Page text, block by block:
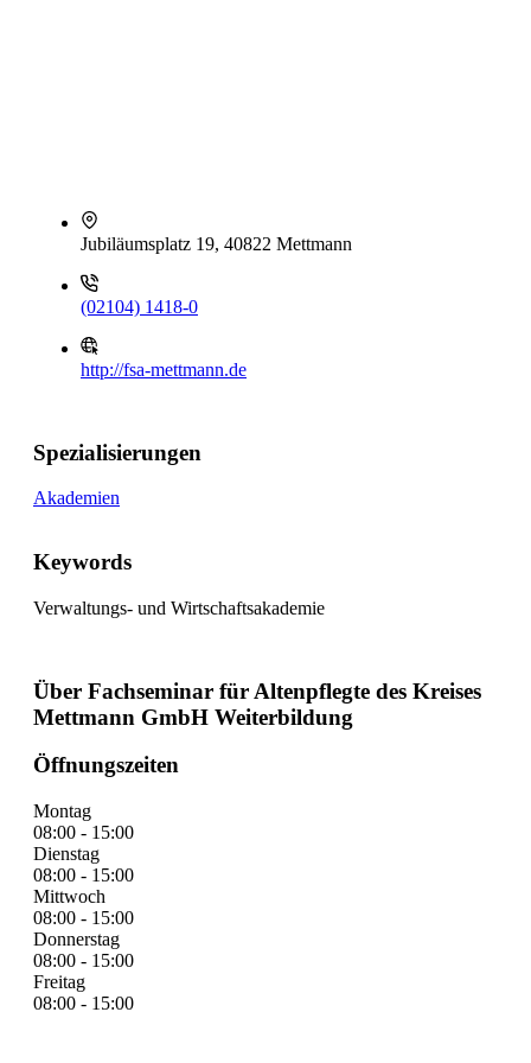
Jubiläumsplatz 19, 40822 Mettmann
(02104) 1418-0
http://fsa-mettmann.de
Spezialisierungen
Akademien
Keywords
Verwaltungs- und Wirtschaftsakademie
Über Fachseminar für Altenpflegte des Kreises
Mettmann GmbH Weiterbildung
Öffnungszeiten
Montag
08:00 - 15:00
Dienstag
08:00 - 15:00
Mittwoch
08:00 - 15:00
Donnerstag
08:00 - 15:00
Freitag
08:00 - 15:00